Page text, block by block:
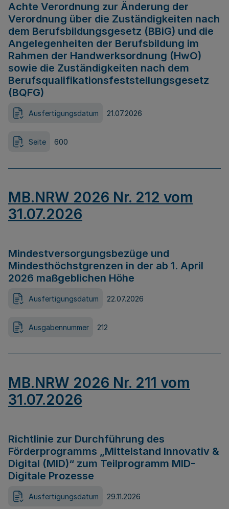
Achte Verordnung zur Änderung der
Verordnung über die Zuständigkeiten nach
dem Berufsbildungsgesetz (BBiG) und die
Angelegenheiten der Berufsbildung im
Rahmen der Handwerksordnung (HwO)
sowie die Zuständigkeiten nach dem
Berufsqualifikationsfeststellungsgesetz
(BQFG)
Ausfertigungsdatum 21.07.2026
Seite 600
MB.NRW 2026 Nr. 212 vom
31.07.2026
Mindestversorgungsbezüge und
Mindesthöchstgrenzen in der ab 1. April
2026 maßgeblichen Höhe
Ausfertigungsdatum 22.07.2026
Ausgabennummer 212
MB.NRW 2026 Nr. 211 vom
31.07.2026
Richtlinie zur Durchführung des
Förderprogramms „Mittelstand Innovativ &
Digital (MID)“ zum Teilprogramm MID-
Digitale Prozesse
Ausfertigungsdatum 29.11.2026